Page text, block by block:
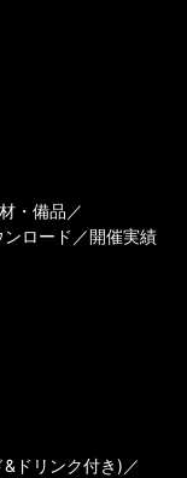
・備品
ロード 開催実績
ドリンク付き)